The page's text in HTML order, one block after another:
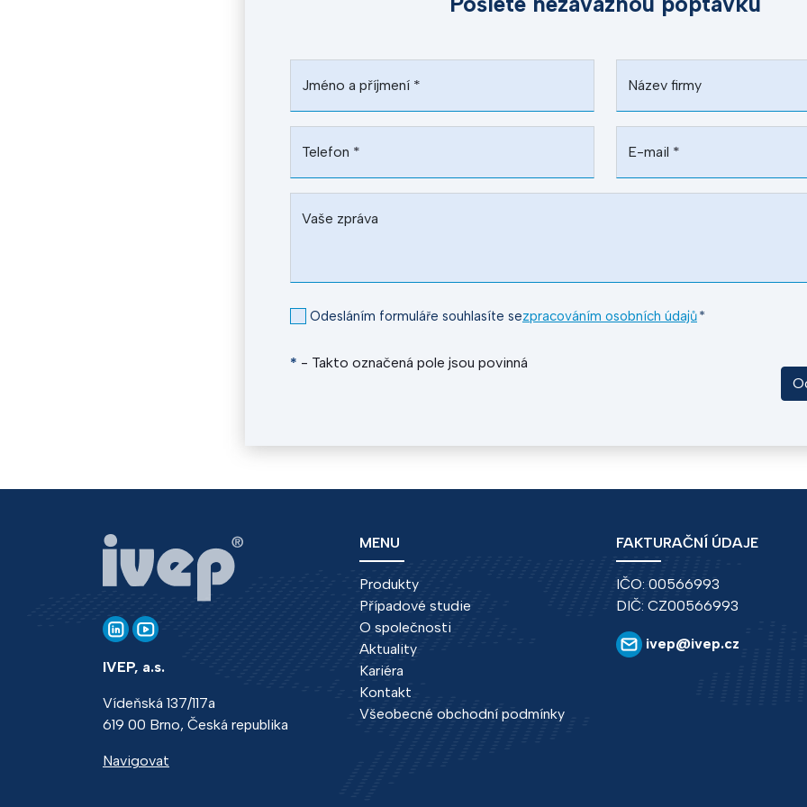
Jméno a příjmení * Název firmy
Telefon * E-mail *
Vaše zpráva
Odesláním formuláře souhlasíte sezpracováním osobních údajů*
* - Takto označená pole jsou povinná
IVEP, a.s.
Vídeňská 137/117a
619 00 Brno, Česká republika
Navigovat
MENU
Produkty
Případové studie
O společnosti
Aktuality
Kariéra
Kontakt
Všeobecné obchodní podmínky
FAKTURAČNÍ ÚDAJE
IČO: 00566993
DIČ: CZ00566993
ivep@ivep.cz